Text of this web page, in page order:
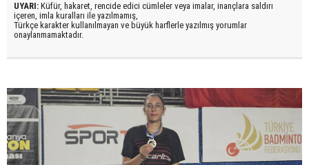
UYARI: Küfür, hakaret, rencide edici cümleler veya imalar, inançlara saldırı
içeren, imla kuralları ile yazılmamış,
Türkçe karakter kullanılmayan ve büyük harflerle yazılmış yorumlar
onaylanmamaktadır.